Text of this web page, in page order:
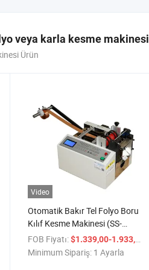
veya karla kesme makinesi
Ürün
Video
Otomatik Bakır Tel Folyo Boru
Kılıf Kesme Makinesi (SS-
CT01)
FOB Fiyatı: $1.339,00-1.933,00
Minimum Sipariş: 1 Ayarla